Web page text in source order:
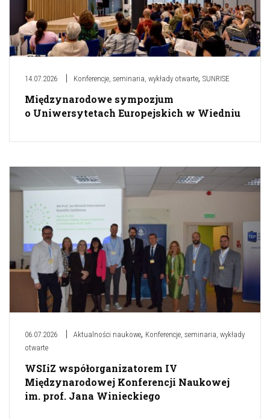
14.07.2026 Konferencje, seminaria, wykłady otwarte, SUNRISE
Międzynarodowe sympozjum
o Uniwersytetach Europejskich w Wiedniu
06.07.2026 Aktualności naukowe, Konferencje, seminaria, wykłady
otwarte
WSIiZ współorganizatorem IV
Międzynarodowej Konferencji Naukowej
im. prof. Jana Winieckiego